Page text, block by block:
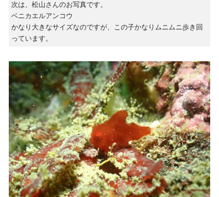
次は、松山さんのお写真です。
ベニカエルアンコウ
かなり大きなサイズなのですが、この子かなりムニムニ歩き回
っています。